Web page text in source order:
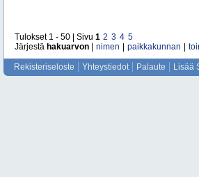
Tulokset 1 - 50 | Sivu 1 2 3 4 5
Järjestä hakuarvon nimen paikkakunnan
Rekisteriseloste Yhteystiedot Palaute Lisää